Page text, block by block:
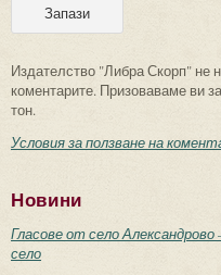
Издателство "Либра Скорп" не
коментарите. Призоваваме ви
тон.
Условия за ползване на
Новини
Гласове от село
село